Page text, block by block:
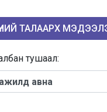
ТАЛААРХ
тушаал: